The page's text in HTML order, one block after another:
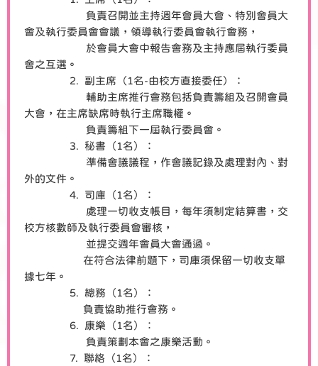
負責召開並主持週年會員大會、特別會員大
會及執行委員會會議，領導執行委員會執行會務，
於會員大會中報告會務及主持應屆執行委員
會之互選。
2. 副主席（1名-由校方直接委任）：
輔助主席推行會務包括負責籌組及召開會員
大會，在主席缺席時執行主席職權。
負責籌組下一屆執行委員會。
3. 秘書（1名）：
準備會議議程，作會議記錄及處理對內、對
外的文件。
4. 司庫（1名）：
處理一切收支帳目，每年須制定結算書，交
校方核數師及執行委員會審核，
並提交週年會員大會通過。
在符合法律前題下，司庫須保留一切收支單
據七年。
5. 總務（1名）：
負責協助推行會務。
6. 康樂（1名）：
負責策劃本會之康樂活動。
7. 聯絡（1名）：